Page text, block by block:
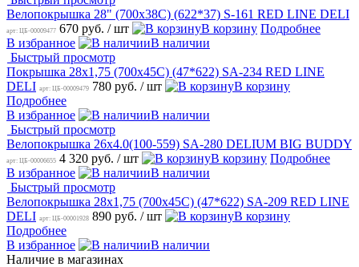
Велопокрышка 28" (700х38C) (622*37) S-161 RED LINE DELI
арт: ЦБ-00009477 670 руб. / шт В корзину Подробнее
В избранное
В наличии
Быстрый просмотр
Покрышка 28х1,75 (700х45C) (47*622) SA-234 RED LINE
DELI арт: ЦБ-00009479 780 руб. / шт
В корзину
Подробнее
В избранное
В наличии
Быстрый просмотр
Велопокрышка 26х4.0(100-559) SA-280 DELIUM BIG BUDDY
арт: ЦБ-00006655 4 320 руб. / шт В корзину Подробнее
В избранное
В наличии
Быстрый просмотр
Велопокрышка 28х1,75 (700х45C) (47*622) SA-209 RED LINE
DELI арт: ЦБ-00001928 890 руб. / шт
В корзину
Подробнее
В избранное
В наличии
Наличие в магазинах